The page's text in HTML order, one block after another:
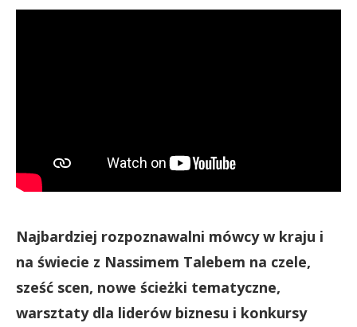
Najbardziej rozpoznawalni mówcy w kraju i
na świecie z Nassimem Talebem na czele,
sześć scen, nowe ścieżki tematyczne,
warsztaty dla liderów biznesu i konkursy